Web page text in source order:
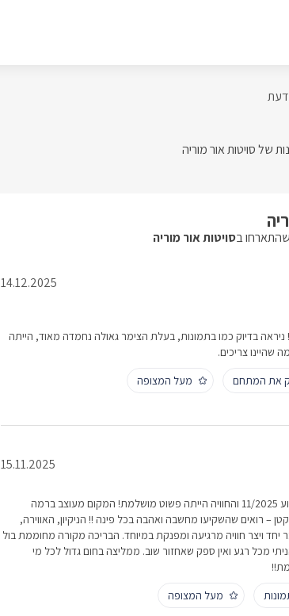
של סויטות אור מוריה
שהתארחו בסויטות אור מוריה
14.12.2025
בדיוק כמו בתמונות, בעלת הצימר גאולה נחמדה מאוד, הייתה
שהיינו צריכים.
את המתחם
מעל המצופה
15.11.2025
התארחתי בסוויטה בסוף השבוע 11/2025 והחוויה הייתה פשוט מושלמת! המקום מעוצב ברמה
– רואים שהשקיעו מחשבה ואהבה בכל פינה !! הניקיון, האווירה,
יחד ויצר חוויה מרגיעה ומפנקת במיוחד. הבריכה מקורה מחוממת בול
!!!!! נהניתי מכל רגע ואין ספק שאחזור שוב. ממליצה בחום גדול לכל מי
מעל המצופה